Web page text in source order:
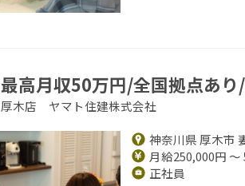
最高月収50万円/全国拠点あ
厚木店 ヤマト住建株式会社
神奈川県 厚木市
月給250,000円 ～
正社員